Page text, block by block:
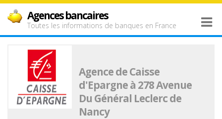
Agences bancaires
Toutes les informations de banques en France
Agence de Caisse
d'Epargne à 278 Avenue
Du Général Leclerc de
Nancy